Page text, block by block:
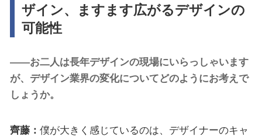
ザイン、ますます広がるデザインの
可能性
――お二人は長年デザインの現場にいらっしゃいます
が、デザイン業界の変化についてどのようにお考えで
しょうか。
齊藤： 僕が大きく感じているのは、デザイナーのキャ